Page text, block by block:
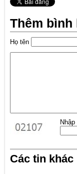
Thêm bình
Họ tên
Các tin khác